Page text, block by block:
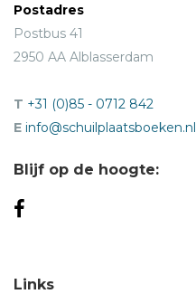
Postadres
Postbus 41
2950 AA Alblasserdam
T +31 (0)85 - 0712 842
E info@schuilplaatsboeken.nl
Blijf op de hoogte:
Links